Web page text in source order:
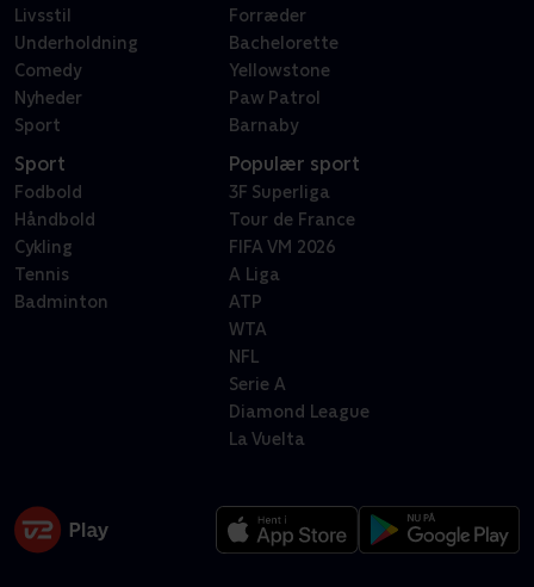
Livsstil
Underholdning
Comedy
Nyheder
Sport
Forræder
Bachelorette
Yellowstone
Paw Patrol
Barnaby
Sport
Fodbold
Håndbold
Cykling
Tennis
Badminton
Populær sport
3F Superliga
Tour de France
FIFA VM 2026
A Liga
ATP
WTA
NFL
Serie A
Diamond League
La Vuelta